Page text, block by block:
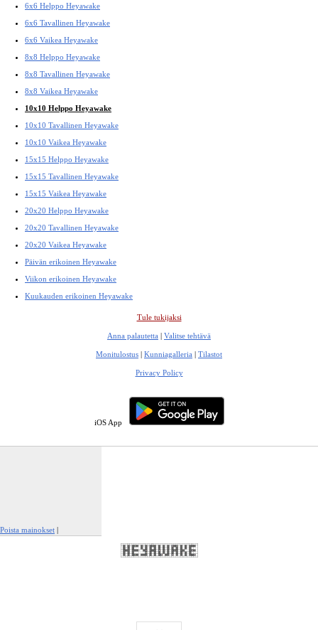
6x6 Helppo Heyawake
6x6 Tavallinen Heyawake
6x6 Vaikea Heyawake
8x8 Helppo Heyawake
8x8 Tavallinen Heyawake
8x8 Vaikea Heyawake
10x10 Helppo Heyawake
10x10 Tavallinen Heyawake
10x10 Vaikea Heyawake
15x15 Helppo Heyawake
15x15 Tavallinen Heyawake
15x15 Vaikea Heyawake
20x20 Helppo Heyawake
20x20 Tavallinen Heyawake
20x20 Vaikea Heyawake
Päivän erikoinen Heyawake
Viikon erikoinen Heyawake
Kuukauden erikoinen Heyawake
Tule tukijaksi
Anna palautetta | Valitse tehtävä
Monitulostus | Kunniagalleria | Tilastot
Privacy Policy
iOS App
Poista mainokset |